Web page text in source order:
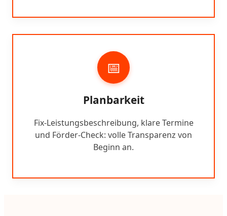
📅
Planbarkeit
Fix-Leistungsbeschreibung, klare Termine
und Förder-Check: volle Transparenz von
Beginn an.